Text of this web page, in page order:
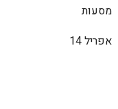
מסעות
אפריל 14